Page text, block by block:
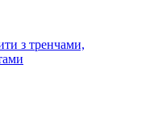
з тренчами,